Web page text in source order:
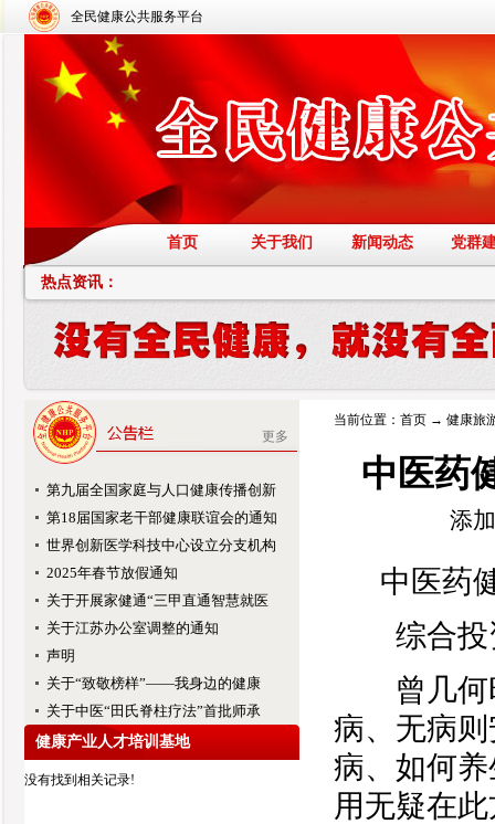
全民健康公共服务平台
首页 关于我们 新闻动态 党群
热点资讯：
更多
第九届全国家庭与人口健康传播创新
第18届国家老干部健康联谊会的通知
世界创新医学科技中心设立分支机构
2025年春节放假通知
关于开展家健通“三甲直通智慧就医
关于江苏办公室调整的通知
声明
关于“致敬榜样”——我身边的健康
关于中医“田氏脊柱疗法”首批师承
健康产业人才培训基地
没有找到相关记录!
当前位置： 首页 → 健康旅
中医药
添
中医药健
综合投
曾几何时
病、无病
病、如何
用无疑在